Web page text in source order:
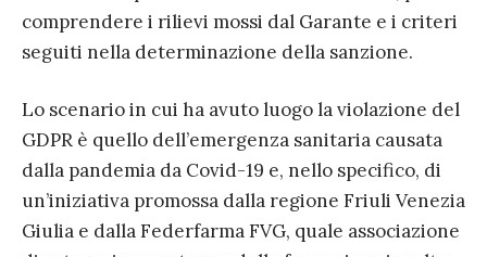
comprendere i rilievi mossi dal Garante e i criteri
seguiti nella determinazione della sanzione.
Lo scenario in cui ha avuto luogo la violazione del
GDPR è quello dell’emergenza sanitaria causata
dalla pandemia da Covid-19 e, nello specifico, di
un’iniziativa promossa dalla regione Friuli Venezia
Giulia e dalla Federfarma FVG, quale associazione